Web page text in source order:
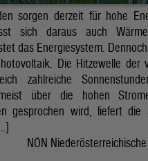
sorgen derzeit für hohe
sich daraus auch Wärme
das Energiesystem.
Die Hitzewelle der
zahlreiche
über die hohen
gesprochen wird, liefert die
NÖN